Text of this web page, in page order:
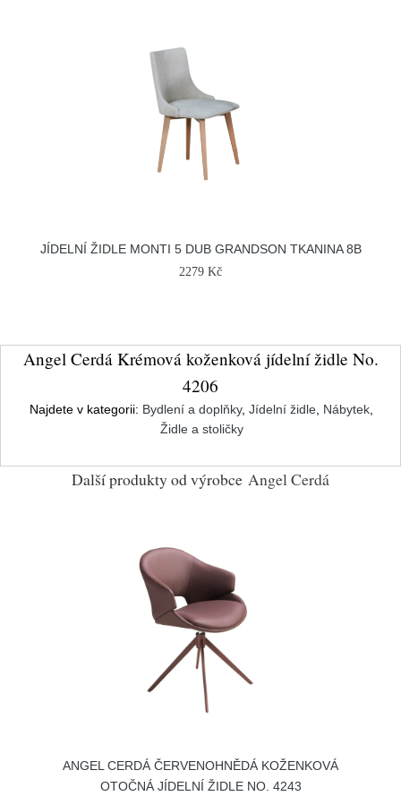
JÍDELNÍ ŽIDLE MONTI 5 DUB GRANDSON TKANINA 8B
2279 Kč
Angel Cerdá Krémová koženková jídelní židle No.
4206
Najdete v kategorii: Bydlení a doplňky, Jídelní židle Nábytek
Židle a stoličky
Další produkty od výrobce Angel Cerdá
ANGEL CERDÁ ČERVENOHNĚDÁ KOŽENKOVÁ
OTOČNÁ JÍDELNÍ ŽIDLE NO. 4243